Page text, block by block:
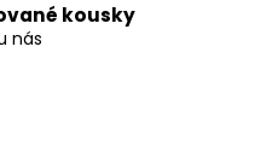
kousky
nás